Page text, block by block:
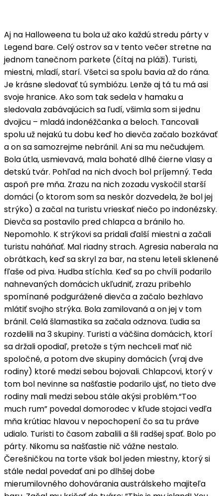
Aj na Halloweena tu bola už ako každú stredu párty v
Legend bare. Celý ostrov sa v tento večer stretne na
jednom tanečnom parkete (čítaj na pláži). Turisti,
miestni, mladí, starí. Všetci sa spolu bavia až do rána.
Je krásne sledovať tú symbiózu. Lenže aj tá tu má asi
svoje hranice. Ako som tak sedela v hamaku a
sledovala zabávajúcich sa ľudí, všimla som si jednu
dvojicu – mladá indonéžčanka a beloch. Tancovali
spolu už nejakú tu dobu keď ho dievča začalo bozkávať
a on sa samozrejme nebránil. Ani sa mu nečudujem.
Bola útla, usmievavá, mala bohaté dlhé čierne vlasy a
detskú tvár. Pohľad na nich dvoch bol príjemný. Teda
aspoň pre mňa. Zrazu na nich zozadu vyskočil starší
domáci (o ktorom som sa neskôr dozvedela, že bol jej
strýko) a začal na turistu vrieskať niečo po indonézsky.
Dievča sa postavilo pred chlapca a bránilo ho.
Nepomohlo. K strýkovi sa pridali ďalší miestni a začali
turistu naháňať. Mal riadny strach. Agresia naberala na
obrátkach, keď sa skryl za bar, na stenu leteli sklenené
fľaše od piva. Hudba stíchla. Keď sa po chvíli podarilo
nahnevaných domácich ukľudniť, zrazu pribehlo
spomínané podgurážené dievča a začalo bezhlavo
mlátiť svojho strýka. Bola zamilovaná a on jej v tom
bránil. Celá šlamastika sa začala odznova. Ľudia sa
rozdelili na 3 skupiny. Turisti a väčšina domácich, ktorí
sa držali opodiaľ, pretože s tým nechceli mať nič
spoločné, a potom dve skupiny domácich (vraj dve
rodiny) ktoré medzi sebou bojovali. Chlapcovi, ktorý v
tom bol nevinne sa našťastie podarilo ujsť, no tieto dve
rodiny mali medzi sebou stále akýsi problém.“Too
much rum” povedal domorodec v kľude stojaci vedľa
mňa krútiac hlavou v nepochopení čo sa tu práve
udialo. Turisti to časom zabalili a šli radšej spať. Bolo po
párty. Nikomu sa našťastie nič vážne nestalo.
Čerešničkou na torte však bol jeden miestny, ktorý si
stále nedal povedať ani po dlhšej dobe
mierumilovného dohovárania austrálskeho majiteľa